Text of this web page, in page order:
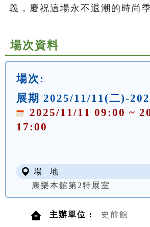
義，慶祝這場永不退潮的時尚季
場次資料
場次:
展期 2025/11/11(二)-
2025/11/11 09:00 ~
17:00
場 地
康樂本館第2特展室
主辦單位 : 史前館